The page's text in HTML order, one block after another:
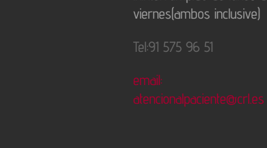
viernes(ambos inclusive)
Tel:91 575 96 51
email:
atencionalpaciente@crl.es